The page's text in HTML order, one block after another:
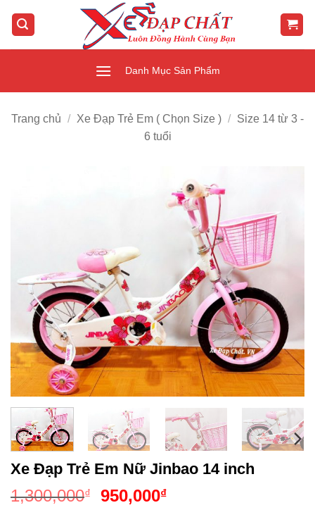
qua
Danh Mục Sản Phẩm
Trang chủ / Xe Đạp Trẻ Em ( Chọn Size ) /
Size 14 từ 3 -
6 tuổi
Xe Đạp Trẻ Em Nữ Jinbao 14 inch
1,300,000₫
Giá
950,000₫Giá